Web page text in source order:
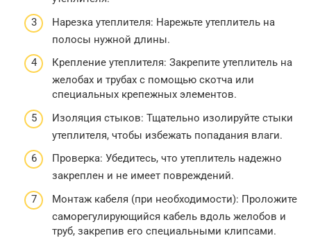
Нарезка утеплителя: Нарежьте утеплитель на
полосы нужной длины.
Крепление утеплителя: Закрепите утеплитель на
желобах и трубах с помощью скотча или
специальных крепежных элементов.
Изоляция стыков: Тщательно изолируйте стыки
утеплителя, чтобы избежать попадания влаги.
Проверка: Убедитесь, что утеплитель надежно
закреплен и не имеет повреждений.
Монтаж кабеля (при необходимости): Проложите
саморегулирующийся кабель вдоль желобов и
труб, закрепив его специальными клипсами.